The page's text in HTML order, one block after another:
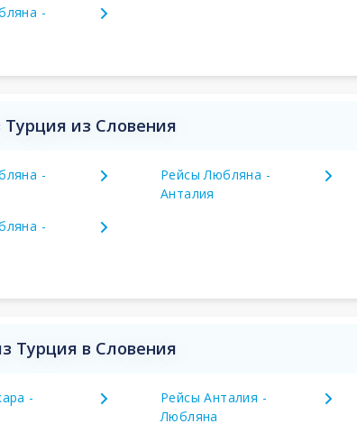
-
Турция из Словения
-
Рейсы Любляна -
Анталия
-
Турция в Словения
-
Рейсы Анталия -
Любляна